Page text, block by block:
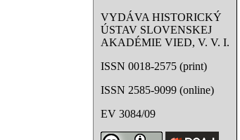
VYDÁVA HISTORICKÝ
ÚSTAV SLOVENSKEJ
AKADÉMIE VIED, V. V. I.
ISSN 0018-2575 (print)
ISSN 2585-9099 (online)
EV 3084/09